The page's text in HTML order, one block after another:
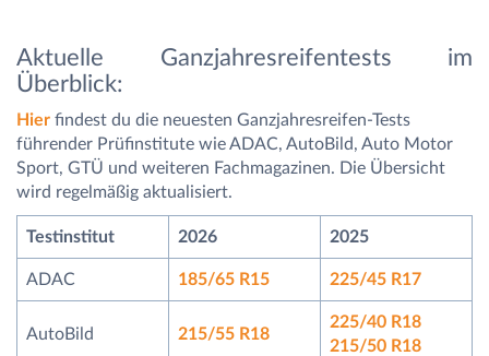
Aktuelle Ganzjahresreifentests im
Überblick:
Hier findest du die neuesten Ganzjahresreifen-Tests
führender Prüfinstitute wie ADAC, AutoBild, Auto Motor
Sport, GTÜ und weiteren Fachmagazinen. Die Übersicht
wird regelmäßig aktualisiert.
Testinstitut 2026 2025
ADAC 185/65 R15 225/45 R17
AutoBild 215/55 R18
225/40 R18
215/50 R18